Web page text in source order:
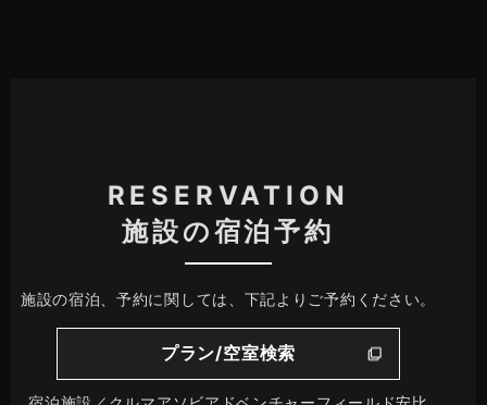
RESERVATION
施設の宿泊予約
施設の宿泊、予約に関しては、下記よりご予約ください。
プラン/空室検索